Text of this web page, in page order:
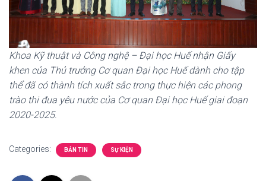
Khoa Kỹ thuật và Công nghệ – Đại học Huế nhận Giấy
khen của Thủ trưởng Cơ quan Đại học Huế dành cho tập
thể đã có thành tích xuất sắc trong thực hiện các phong
trào thi đua yêu nước của Cơ quan Đại học Huế giai đoạn
2020-2025.
Categories: BẢN TIN SỰ KIỆN